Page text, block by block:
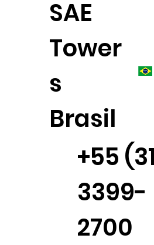
SAE
Tower
s
Brasil
+55
3399-
2700